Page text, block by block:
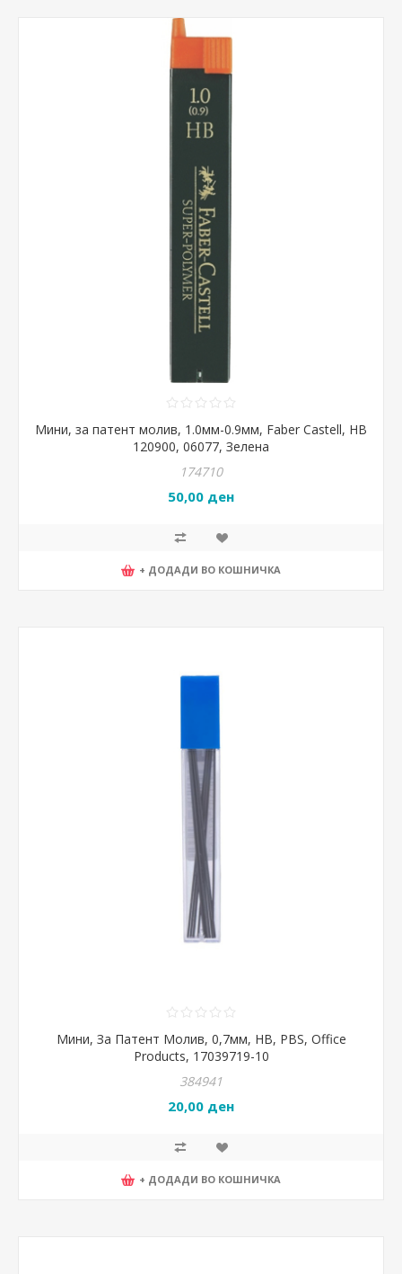
Мини, за патент молив, 1.0мм-0.9мм, Faber Castell, HB
120900, 06077, Зелена
174710
50,00 ден
+ ДОДАДИ ВО КОШНИЧКА
Мини, За Патент Молив, 0,7мм, HB, PBS, Office
Products, 17039719-10
384941
20,00 ден
+ ДОДАДИ ВО КОШНИЧКА